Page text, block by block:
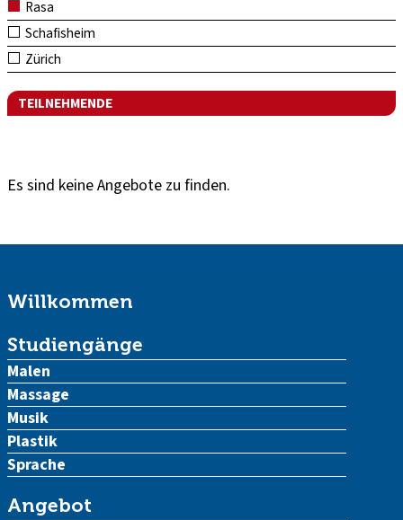
Rasa
Schafisheim
Zürich
TEILNEHMENDE
Es sind keine Angebote zu finden.
Willkommen
Studiengänge
Malen
Massage
Musik
Plastik
Sprache
Angebot